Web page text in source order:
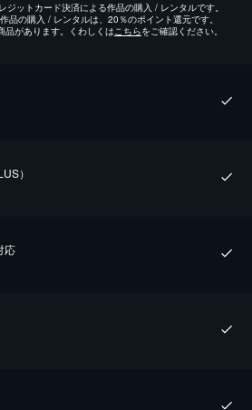
ットカード決済による作品の購入 / レンタルです。
品の購入 / レンタルは、20％のポイント還元です。
品があります。くわしくはこちらをご確認ください。
）
応